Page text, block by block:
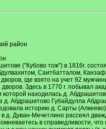
район
("Кубово тож") в 1816г.
Саитбатталом,
где взято на учет 92
Здесь в 1770 г. побывал
находилась д.
Абдрашитово Губайдулла
историю д. Сарты
в д. Дуван-Мечетлино рассеял
в справедливости,